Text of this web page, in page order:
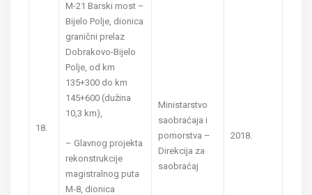
18.
M-21 Barski most –
Bijelo Polje, dionica
granični prelaz
Dobrakovo-Bijelo
Polje, od km
135+300 do km
145+600 (dužina
10,3 km),
– Glavnog projekta
rekonstrukcije
magistralnog puta
M-8, dionica
Ministarstvo
saobraćaja i
pomorstva –
Direkcija za
saobraćaj
2018.